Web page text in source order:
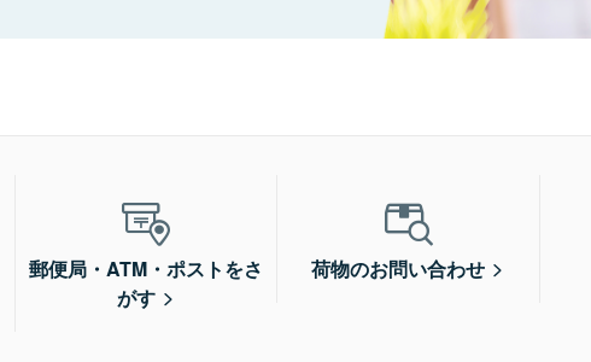
郵便局・ATM・ポストをさ
がす
荷物のお問い合わせ